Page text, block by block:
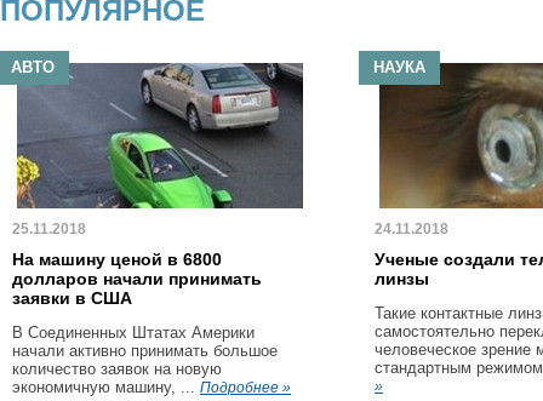
ПОПУЛЯРНОЕ
АВТО
25.11.2018
На машину ценой в 6800
долларов начали принимать
заявки в США
В Соединенных Штатах Америки
начали активно принимать большое
количество заявок на новую
экономичную машину, ... Подробнее »
НАУКА
24.11.2018
Ученые создали
линзы
Такие контактные
самостоятельно
человеческое зрение
стандартным
»